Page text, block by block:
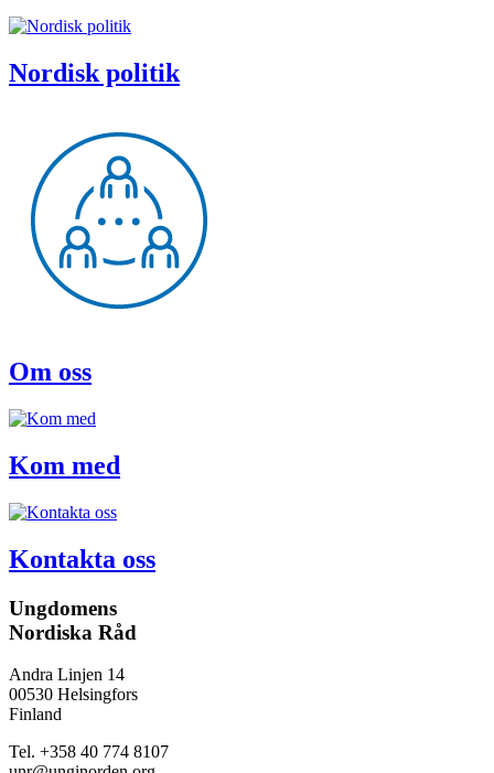
Nordisk politik
Om oss
Kom med
Kontakta oss
Ungdomens
Nordiska Råd
Andra Linjen 14
00530 Helsingfors
Finland
Tel. +358 40 774 8107